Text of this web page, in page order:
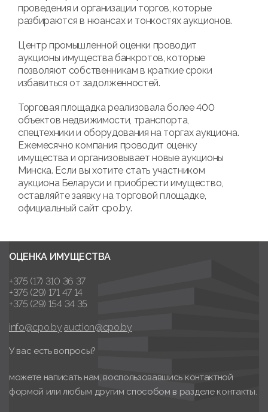
проведения и организации торгов, которые
разбираются в нюансах и тонкостях аукционов.
Центр промышленной оценки проводит
аукционы имущества банкротов, которые
позволяют собственникам в краткие сроки
избавиться от задолженностей.
Торговая площадка реализовала более 400
объектов недвижимости, транспорта,
спецтехники и оборудования на торгах аукциона.
Ежемесячно компания проводит оценку
имущества и организовывает новые аукционы
Минска. Если вы хотите стать участником
аукциона Беларуси и приобрести имущество,
оставляйте заявку на торговой площадке,
официальный сайт cpo.by.
ОЦЕНКА ИМУЩЕСТВА
+375 (17) 310 36 37
+375 (29) 171 47 14
+375 (29) 154 34 35
info@cpo.by auction@cpo.by
У вас есть вопросы?
можете написать нам, воспользовавшись контактной
формой или любым другим способом в разделе контакты.